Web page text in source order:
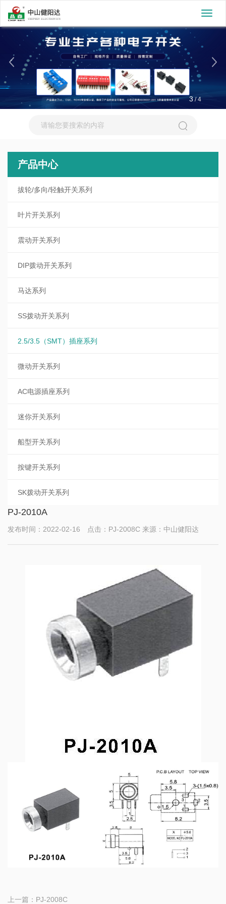
切
换
3/4
产品中心
拔轮/多向/轻触开关系列
叶片开关系列
震动开关系列
DIP拨动开关系列
马达系列
SS拨动开关系列
2.5/3.5（SMT）插座系列
微动开关系列
AC电源插座系列
迷你开关系列
船型开关系列
按键开关系列
SK拨动开关系列
PJ-2010A
发布时间：2022-02-16 点击：PJ-2008C 来源：中山健阳达
上一篇： PJ-2008C